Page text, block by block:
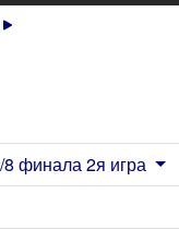
финала 2я игра